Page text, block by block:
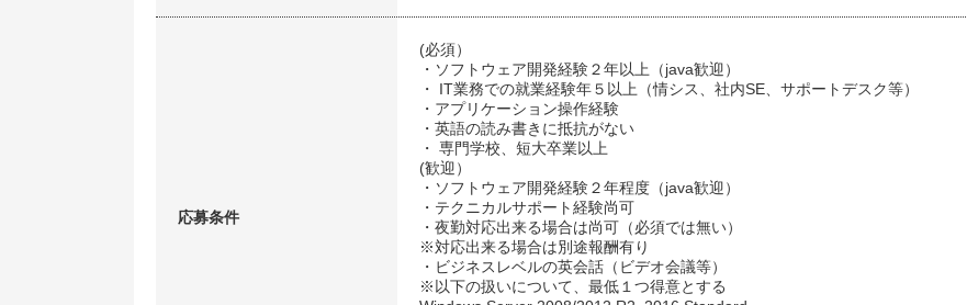
応募条件
(必須）
・ソフトウェア開発経験２年以上（java歓迎）
・ IT業務での就業経験年５以上（情シス、社内SE、サポートデスク等）
・アプリケーション操作経験
・英語の読み書きに抵抗がない
・ 専門学校、短大卒業以上
(歓迎）
・ソフトウェア開発経験２年程度（java歓迎）
・テクニカルサポート経験尚可
・夜勤対応出来る場合は尚可（必須では無い）
※対応出来る場合は別途報酬有り
・ビジネスレベルの英会話（ビデオ会議等）
※以下の扱いについて、最低１つ得意とする